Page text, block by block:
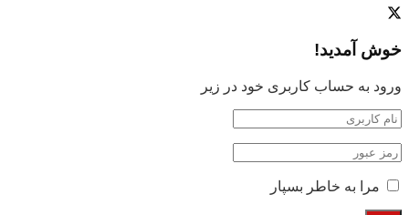
خوش آمدید!
ورود به حساب کاربری خود در زیر
مرا به خاطر بسپار